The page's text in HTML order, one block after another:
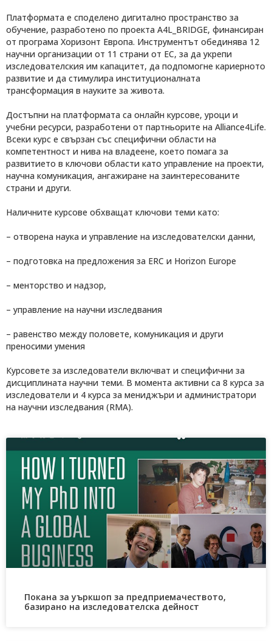
Платформата е споделено дигитално пространство за
обучение, разработено по проекта A4L_BRIDGE, финансиран
от програма Хоризонт Европа. Инструментът обединява 12
научни организации от 11 страни от ЕС, за да укрепи
изследователския им капацитет, да подпомогне кариерното
развитие и да стимулира институционалната
трансформация в науките за живота.
Достъпни на платформата са онлайн курсове, уроци и
учебни ресурси, разработени от партньорите на Alliance4Life.
Всеки курс е свързан със специфични области на
компетентност и нива на владеене, което помага за
развитието в ключови области като управление на проекти,
научна комуникация, ангажиране на заинтересованите
страни и други.
Наличните курсове обхващат ключови теми като:
– отворена наука и управление на изследователски данни,
– подготовка на предложения за ERC и Horizon Europe
– менторство и надзор,
– управление на научни изследвания
– равенство между половете, комуникация и други
преносими умения
Курсовете за изследователи включват и специфични за
дисциплината научни теми. В момента активни са 8 курса за
изследователи и 4 курса за мениджъри и администратори
на научни изследвания (RMA).
Покана за уъркшоп за предприемачеството,
базирано на изследователска дейност